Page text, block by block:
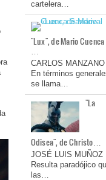
cartelera…
"Lux", de Mario Cuenca
…
CARLOS MANZANO
En términos
se llama…
"La
Odisea", de Christo…
JOSÉ LUIS MUÑOZ
Resulta paradójico
las…